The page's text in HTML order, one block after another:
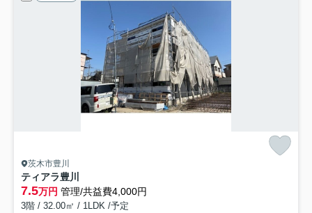
茨木市豊川
ティアラ豊川
7.5万円 管理/共益費4,000円
3階 / 32.00㎡ / 1LDK /予定